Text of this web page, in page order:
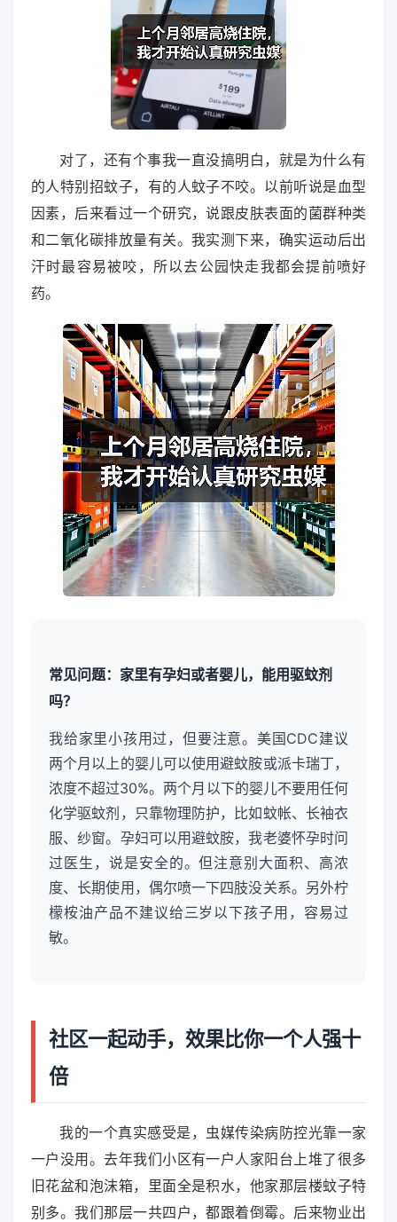
对了，还有个事我一直没搞明白，就是为什么有
的人特别招蚊子，有的人蚊子不咬。以前听说是血型
因素，后来看过一个研究，说跟皮肤表面的菌群种类
和二氧化碳排放量有关。我实测下来，确实运动后出
汗时最容易被咬，所以去公园快走我都会提前喷好
药。
常见问题：家里有孕妇或者婴儿，能用驱蚊剂
吗？
我给家里小孩用过，但要注意。美国CDC建议
两个月以上的婴儿可以使用避蚊胺或派卡瑞丁，
浓度不超过30%。两个月以下的婴儿不要用任何
化学驱蚊剂，只靠物理防护，比如蚊帐、长袖衣
服、纱窗。孕妇可以用避蚊胺，我老婆怀孕时问
过医生，说是安全的。但注意别大面积、高浓
度、长期使用，偶尔喷一下四肢没关系。另外柠
檬桉油产品不建议给三岁以下孩子用，容易过
敏。
社区一起动手，效果比你一个人强十
倍
我的一个真实感受是，虫媒传染病防控光靠一家
一户没用。去年我们小区有一户人家阳台上堆了很多
旧花盆和泡沫箱，里面全是积水，他家那层楼蚊子特
别多。我们那层一共四户，都跟着倒霉。后来物业出